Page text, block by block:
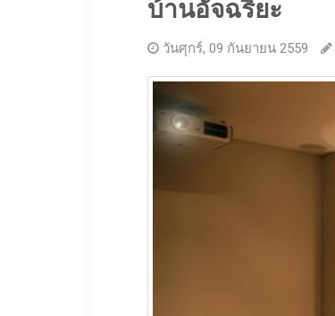
บ้านอัจฉริยะ
วันศุกร์, 09 กันยายน 2559